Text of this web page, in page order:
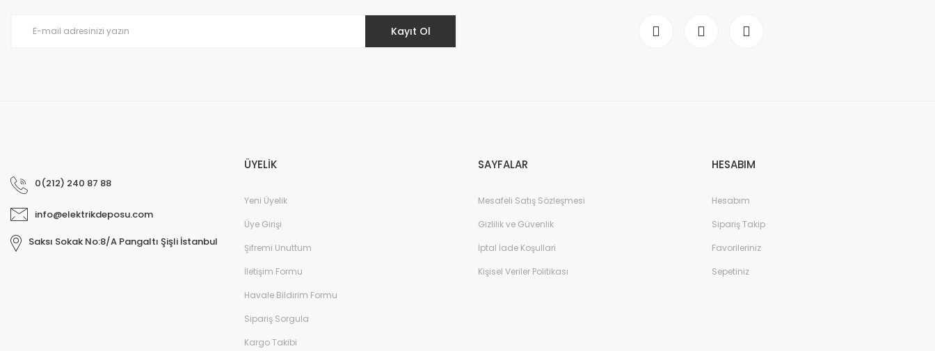
Kayıt Ol
0(212) 240 87 88
info@elektrikdeposu.com
Saksı Sokak No:8/A Pangaltı Şişli İstanbul
ÜYELİK
Yeni Üyelik
Üye Girişi
Şifremi Unuttum
İletişim Formu
Havale Bildirim Formu
Sipariş Sorgula
Kargo Takibi
SAYFALAR
Mesafeli Satış Sözleşmesi
Gizlilik ve Güvenlik
İptal İade Koşullari
Kişisel Veriler Politikası
HESABIM
Hesabım
Sipariş Takip
Favorileriniz
Sepetiniz